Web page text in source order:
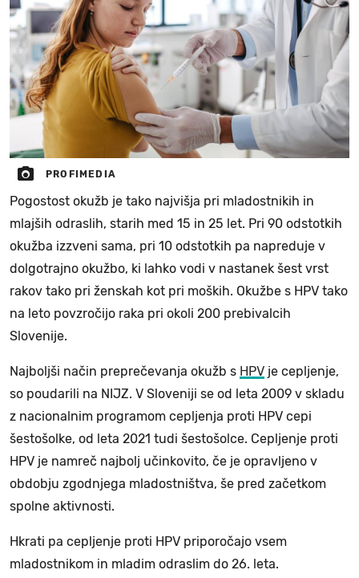
PROFIMEDIA
Pogostost okužb je tako najvišja pri mladostnikih in
mlajših odraslih, starih med 15 in 25 let. Pri 90 odstotkih
okužba izzveni sama, pri 10 odstotkih pa napreduje v
dolgotrajno okužbo, ki lahko vodi v nastanek šest vrst
rakov tako pri ženskah kot pri moških. Okužbe s HPV tako
na leto povzročijo raka pri okoli 200 prebivalcih
Slovenije.
Najboljši način preprečevanja okužb s HPV je cepljenje,
so poudarili na NIJZ. V Sloveniji se od leta 2009 v skladu
z nacionalnim programom cepljenja proti HPV cepi
šestošolke, od leta 2021 tudi šestošolce. Cepljenje proti
HPV je namreč najbolj učinkovito, če je opravljeno v
obdobju zgodnjega mladostništva, še pred začetkom
spolne aktivnosti.
Hkrati pa cepljenje proti HPV priporočajo vsem
mladostnikom in mladim odraslim do 26. leta.